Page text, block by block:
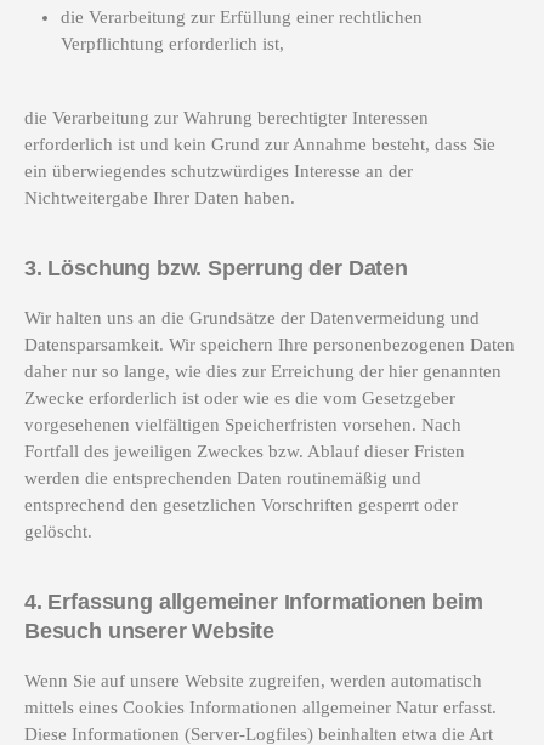
die Verarbeitung zur Erfüllung einer rechtlichen
Verpflichtung erforderlich ist,
die Verarbeitung zur Wahrung berechtigter Interessen
erforderlich ist und kein Grund zur Annahme besteht, dass Sie
ein überwiegendes schutzwürdiges Interesse an der
Nichtweitergabe Ihrer Daten haben.
3. Löschung bzw. Sperrung der Daten
Wir halten uns an die Grundsätze der Datenvermeidung und
Datensparsamkeit. Wir speichern Ihre personenbezogenen Daten
daher nur so lange, wie dies zur Erreichung der hier genannten
Zwecke erforderlich ist oder wie es die vom Gesetzgeber
vorgesehenen vielfältigen Speicherfristen vorsehen. Nach
Fortfall des jeweiligen Zweckes bzw. Ablauf dieser Fristen
werden die entsprechenden Daten routinemäßig und
entsprechend den gesetzlichen Vorschriften gesperrt oder
gelöscht.
4. Erfassung allgemeiner Informationen beim
Besuch unserer Website
Wenn Sie auf unsere Website zugreifen, werden automatisch
mittels eines Cookies Informationen allgemeiner Natur erfasst.
Diese Informationen (Server-Logfiles) beinhalten etwa die Art